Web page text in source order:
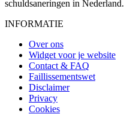
schuldsaneringen in Nederland.
INFORMATIE
Over ons
Widget voor je website
Contact & FAQ
Faillissementswet
Disclaimer
Privacy
Cookies